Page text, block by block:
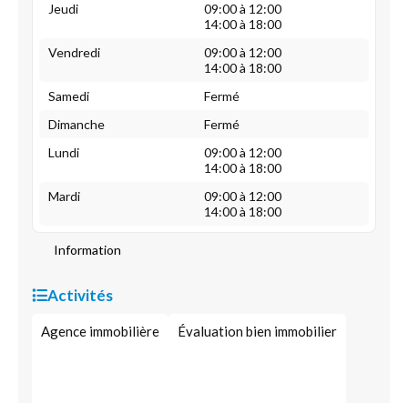
Jeudi
09:00 à 12:00
14:00 à 18:00
Vendredi
09:00 à 12:00
14:00 à 18:00
Samedi
Fermé
Dimanche
Fermé
Lundi
09:00 à 12:00
14:00 à 18:00
Mardi
09:00 à 12:00
14:00 à 18:00
Information
Activités
Agence immobilière Évaluation bien immobilier